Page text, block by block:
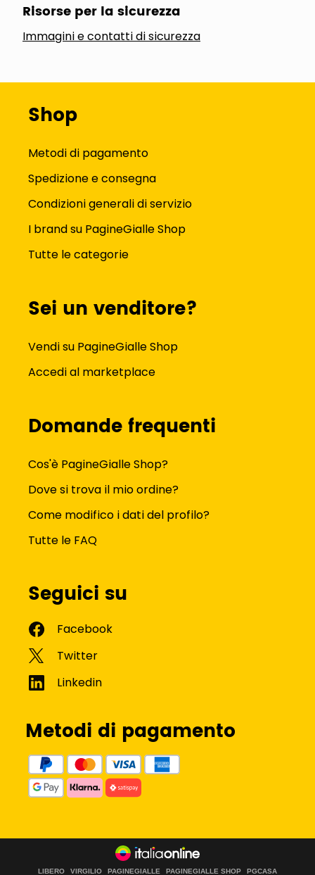
Risorse per la sicurezza
Immagini e contatti di sicurezza
Shop
Metodi di pagamento
Spedizione e consegna
Condizioni generali di servizio
I brand su PagineGialle Shop
Tutte le categorie
Sei un venditore?
Vendi su PagineGialle Shop
Accedi al marketplace
Domande frequenti
Cos'è PagineGialle Shop?
Dove si trova il mio ordine?
Come modifico i dati del profilo?
Tutte le FAQ
Seguici su
Metodi di pagamento
LIBERO VIRGILIO PAGINEGIALLE PAGINEGIALLE SHOP PGCASA